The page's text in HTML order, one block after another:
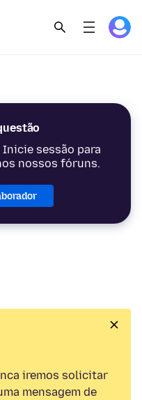
sessão para
nossos fóruns.
iremos solicitar
mensagem de